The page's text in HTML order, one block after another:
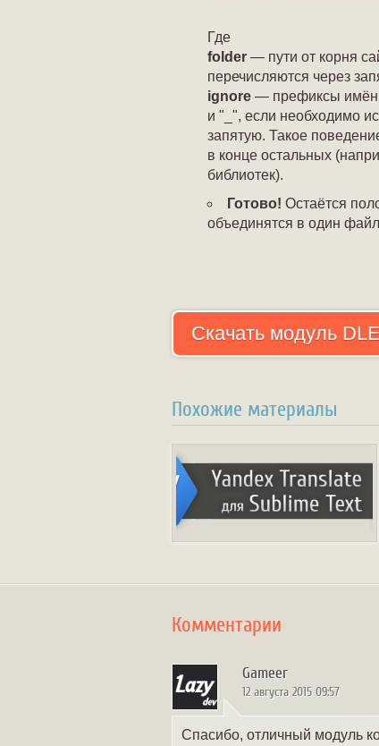
Где
folder — пути от корня
перечисляются через
ignore — префиксы имён
и "_", если необходимо
запятую. Такое
в конце остальных
библиотек).
Готово! Остаётся
объединятся в один
Скачать модуль
Похожие материалы
Комментарии
Gameer
12 августа 2015 09:57
Спасибо, отличный модуль